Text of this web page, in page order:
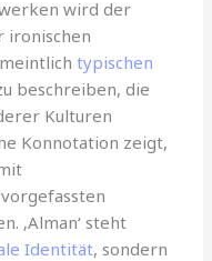
wird der
ironischen
typischen
beschreiben, die
Kulturen
Konnotation zeigt,
‚Alman‘ steht
Identität, sondern